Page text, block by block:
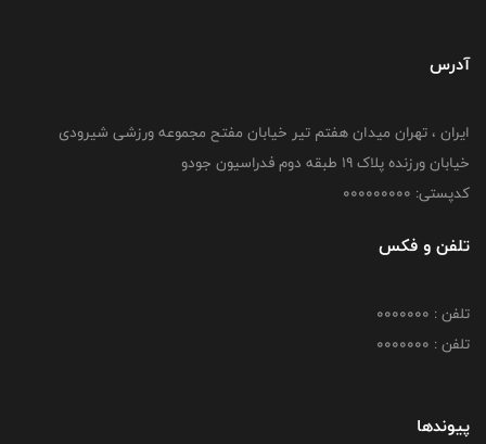
آدرس
ایران ، تهران میدان هفتم تیر خیابان مفتح مجموعه ورزشی شیرودی
خیابان ورزنده پلاک ۱۹ طبقه دوم فدراسیون جودو
کدپستی: 000000000
تلفن و فکس
تلفن : 0000000
تلفن : 0000000
پیوندها